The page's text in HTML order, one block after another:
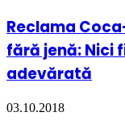
Reclama
fără jenă: Nici
adevărată
03.10.2018